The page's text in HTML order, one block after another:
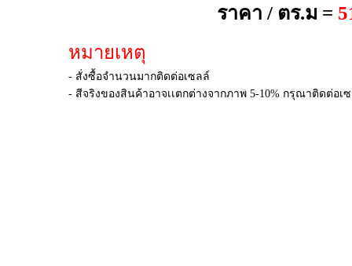
ราคา / ตร.ม =
หมายเหตุ
- สั่งซื้อจำนวนมากติดต่อเซลล์
- สีจริงของสินค้าอาจเเตกต่างจากภาพ 5-10% กรุณาติดต่อ